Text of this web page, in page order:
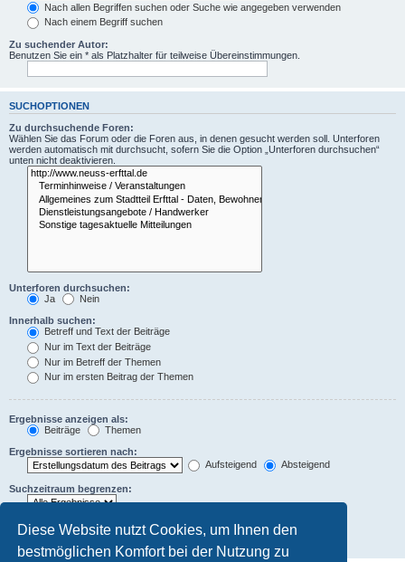
Diese Website nutzt Cookies, um Ihnen den
bestmöglichen Komfort bei der Nutzung zu
Nach allen Begriffen suchen oder Suche wie angegeben verwenden
Nach einem Begriff suchen
Zu suchender Autor:
Benutzen Sie ein * als Platzhalter für teilweise Übereinstimmungen.
SUCHOPTIONEN
Zu durchsuchende Foren:
Wählen Sie das Forum oder die Foren aus, in denen gesucht werden soll. Unterforen
werden automatisch mit durchsucht, sofern Sie die Option „Unterforen durchsuchen“
unten nicht deaktivieren.
Unterforen durchsuchen:
Ja
Nein
Innerhalb suchen:
Betreff und Text der Beiträge
Nur im Text der Beiträge
Nur im Betreff der Themen
Nur im ersten Beitrag der Themen
Ergebnisse anzeigen als:
Beiträge
Themen
Ergebnisse sortieren nach:
Aufsteigend
Absteigend
Suchzeitraum begrenzen:
Die ersten:
Zeichen der Beiträge anzeigen